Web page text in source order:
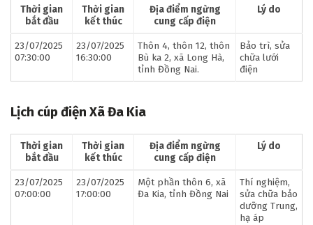
Thời gian
bắt đầu
Thời gian
kết thúc
Địa điểm ngừng
cung cấp điện
Lý do
23/07/2025
07:30:00
23/07/2025
16:30:00
Thôn 4, thôn 12, thôn
Bù ka 2, xã Long Hà,
tỉnh Đồng Nai.
Bảo trì, sửa
chữa lưới
điện
Lịch cúp điện Xã Đa Kia
Thời gian
bắt đầu
Thời gian
kết thúc
Địa điểm ngừng
cung cấp điện
Lý do
23/07/2025
07:00:00
23/07/2025
17:00:00
Một phần thôn 6, xã
Đa Kia, tỉnh Đồng Nai
Thí nghiệm,
sửa chữa bảo
dưỡng Trung,
hạ áp